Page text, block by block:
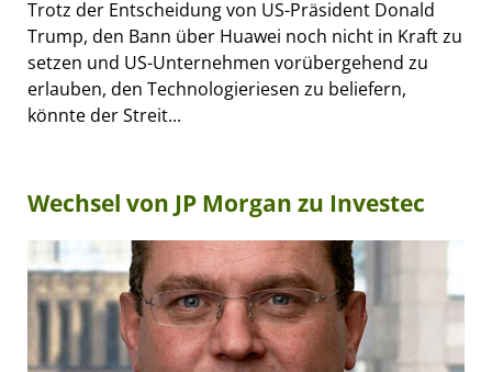
Trotz der Entscheidung von US-Präsident Donald
Trump, den Bann über Huawei noch nicht in Kraft zu
setzen und US-Unternehmen vorübergehend zu
erlauben, den Technologieriesen zu beliefern,
könnte der Streit...
Wechsel von JP Morgan zu Investec